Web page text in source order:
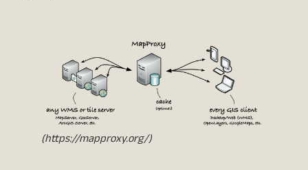
(https://mapproxy.org/)